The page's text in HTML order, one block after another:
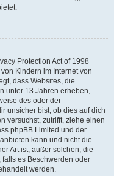
Protection Act of 1998
Kindern im Internet von
dass Websites, die
unter 13 Jahren erheben,
des oder der
unsicher bist, ob dies auf dich
versuchst, zutrifft, ziehe einen
phpBB Limited und der
kann und nicht die
Art ist; außer solchen, die
falls es Beschwerden oder
werden.